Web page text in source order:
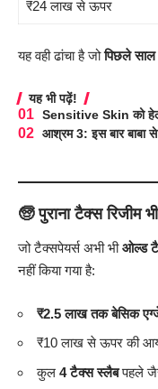
₹24 लाख से ऊपर
यह वही ढांचा है जोपिछले
यह भी पढ़ें!
Sensitive Skin को
आश्रम 3: इस बार बाबा से
🧓 पुराना टैक्स रिजीम
जो टैक्सपेयर्स अभी भीओल्ड
नहीं किया गया है:
₹2.5 लाख तक बेसिक
₹10 लाख से ऊपर की
कुल 4 टैक्स स्लैबपहले